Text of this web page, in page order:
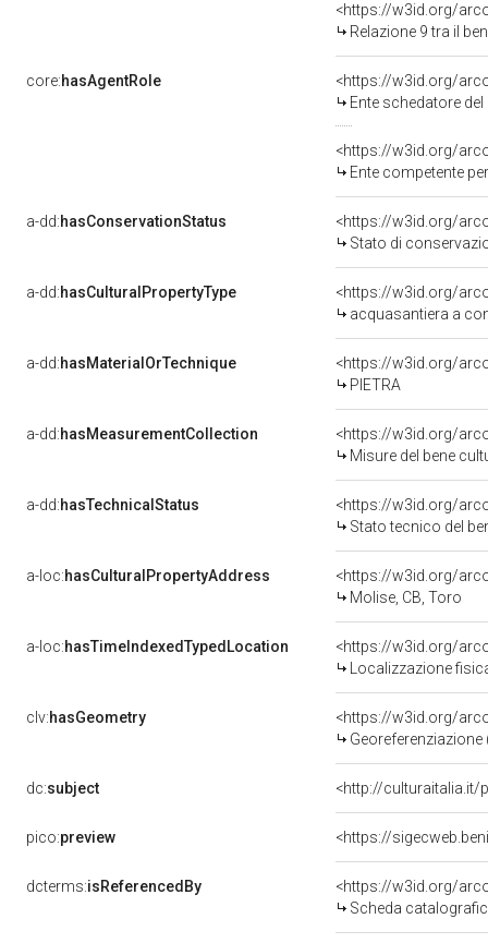
<https://w3id.org/
Relazione 9 tra il
core:hasAgentRole
<https://w3id.org/
Ente schedatore
<https://w3id.org/
Ente competente per
a-dd:hasConservationStatus
<https://w3id.org/
Stato di
a-dd:hasCulturalPropertyType
<https://w3id.org/
acquasantiera a
a-dd:hasMaterialOrTechnique
<https://w3id.org/
PIETRA
a-dd:hasMeasurementCollection
<https://w3id.org/
Misure del bene
a-dd:hasTechnicalStatus
<https://w3id.org/
Stato tecnico del
a-loc:hasCulturalPropertyAddress
<https://w3id.org/
Molise, CB, Toro
a-loc:hasTimeIndexedTypedLocation
<https://w3id.org/
Localizzazione
clv:hasGeometry
<https://w3id.org/
dc:subject <http://culturaitalia.it/
pico:preview <https://
dcterms:isReferencedBy
<https://w3id.org/
Scheda